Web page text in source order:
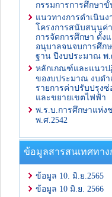
กรรมการการศึกษา
แนวทางการดำเนินง
โครงการสนับสนุนค่
การจัดการศึกษา ตั้ง
อนุบาลจนจบการศึก
ฐาน ปีงบประมาณ พ.
หลักเกณฑ์และแนวป
ของบประมาณ งบดำ
รายการค่าปรับปรุง
และขยายเขตไฟฟ้า
พ.ร.บ.การศึกษาแห่ง
พ.ศ.2542
ข้อมูลสารสนเทศทาง
ข้อมูล 10. มิ.ย.2565
ข้อมูล 10 มิ.ย. 2566